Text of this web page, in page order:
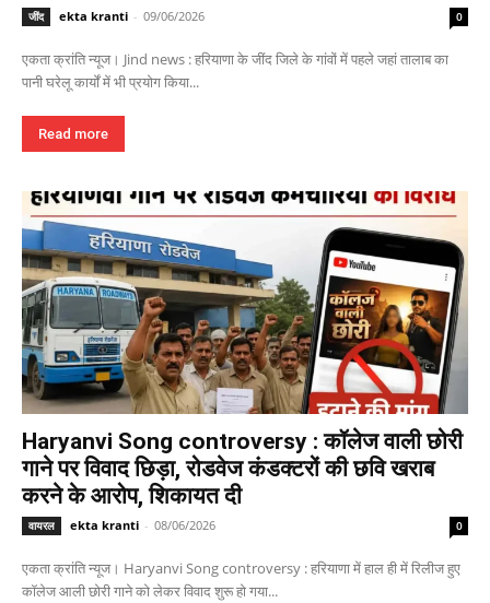
जींद ekta kranti - 09/06/2026 0
एकता क्रांति न्यूज। Jind news : हरियाणा के जींद जिले के गांवों में पहले जहां तालाब का
पानी घरेलू कार्यों में भी प्रयोग किया...
Read more
Haryanvi Song controversy : कॉलेज वाली छोरी
गाने पर विवाद छिड़ा, रोडवेज कंडक्टरों की छवि खराब
करने के आरोप, शिकायत दी
वायरल ekta kranti - 08/06/2026 0
एकता क्रांति न्यूज। Haryanvi Song controversy : हरियाणा में हाल ही में रिलीज हुए
कॉलेज आली छोरी गाने को लेकर विवाद शुरू हो गया...